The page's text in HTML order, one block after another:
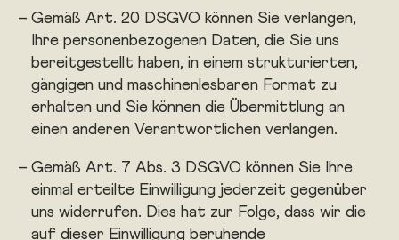
Gemäß Art. 20 DSGVO können Sie verlangen,
Ihre personenbezogenen Daten, die Sie uns
bereitgestellt haben, in einem strukturierten,
gängigen und maschinenlesbaren Format zu
erhalten und Sie können die Übermittlung an
einen anderen Verantwortlichen verlangen.
Gemäß Art. 7 Abs. 3 DSGVO können Sie Ihre
einmal erteilte Einwilligung jederzeit gegenüber
uns widerrufen. Dies hat zur Folge, dass wir die
auf dieser Einwilligung beruhende